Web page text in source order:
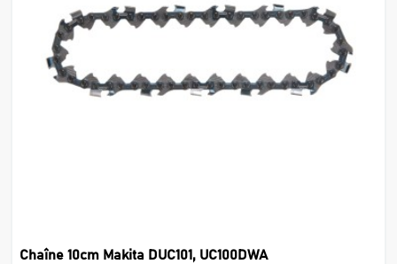
Chaîne 10cm Makita DUC101, UC100DWA